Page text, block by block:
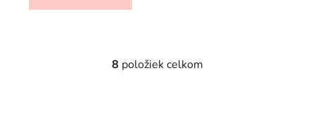
O
8 položiek celkom